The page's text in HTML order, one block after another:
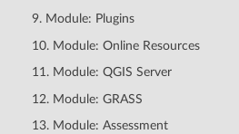
9. Module: Plugins
10. Module: Online Resources
11. Module: QGIS Server
12. Module: GRASS
13. Module: Assessment